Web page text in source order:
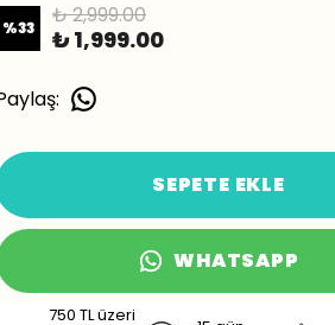
%33 ₺ 2,999.00
₺ 1,999.00
:
SEPETE EKLE
WHATSAPP
750 TL üzeri